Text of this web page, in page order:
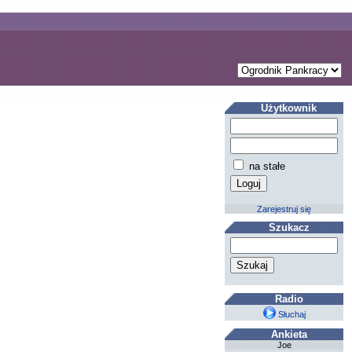
Użytkownik
na stałe
Zarejestruj się
Szukacz
Radio
Słuchaj
Ankieta
Joe